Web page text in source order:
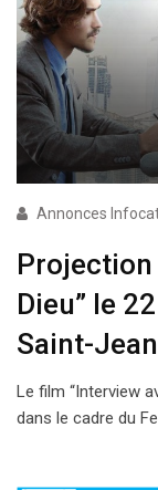
Annonces
Projection
Dieu” le
Saint-
Le film “Interview
dans le cadre du